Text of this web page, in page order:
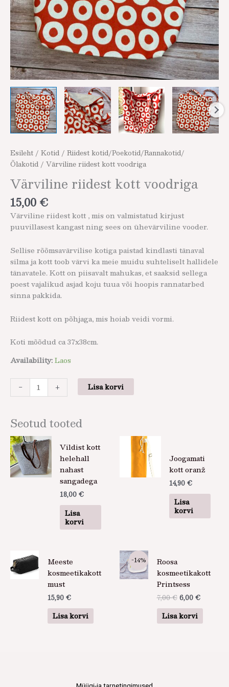
Esileht / Kotid / Riidest kotid/Poekotid/Rannakotid/
Õlakotid / Värviline riidest kott voodriga
Värviline riidest kott voodriga
15,00 €
Värviline riidest kott , mis on valmistatud kirjust
puuvillasest kangast ning sees on ühevärviline vooder.
Sellise rõõmsavärvilise kotiga paistad kindlasti tänaval
silma ja kott toob värvi ka meie muidu suhteliselt hallidele
tänavatele. Kott on piisavalt mahukas, et saaksid sellega
poest vajalikud asjad koju tuua või hoopis rannatarbed
sinna pakkida.
Riidest kott on põhjaga, mis hoiab veidi vormi.
Koti mõõdud ca 37x38cm.
Availability:Laos
- + Lisa korvi
Seotud tooted
Vildist kott
helehall
nahast
sangadega
18,00 €
Lisa
korvi
Joogamati
kott oranž
14,90 €
Lisa
korvi
Meeste
kosmeetikakott
must
15,90 €
Lisa korvi
-14%
Roosa
kosmeetikakott
Printsess
7,00€
oli:
7,00 €.
6,00 €
on:
6,00 €.
Lisa korvi